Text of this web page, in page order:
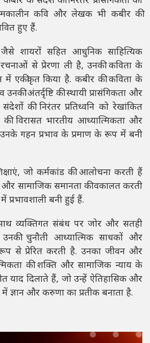
कवि और लेखक भी कबीर की
हुए हैं.
शायरों सहित आधुनिक साहित्यिक
से प्रेरणा ली है, उनकी कविता के
एकीकृत किया है. कबीर की कविता के
अंतर्दृष्टि की स्थायी प्रासंगिकता और
की निरंतर प्रतिध्वनि को रेखांकित
विरासत भारतीय आध्यात्मिकता और
गहन प्रभाव के प्रमाण के रूप में बनी
जो कर्मकांड की आलोचना करती हैं
सामाजिक समानता की वकालत करती
प्रभावशाली बनी हुई हैं.
व्यक्तिगत संबंध पर जोर और सतही
उनकी चुनौती आध्यात्मिक साधकों और
से प्रेरित करती है. उनका जीवन और
की शक्ति और सामाजिक न्याय के
याद दिलाते हैं, जो उन्हें ऐतिहासिक और
ज्ञान और करुणा का प्रतीक बनाता है.